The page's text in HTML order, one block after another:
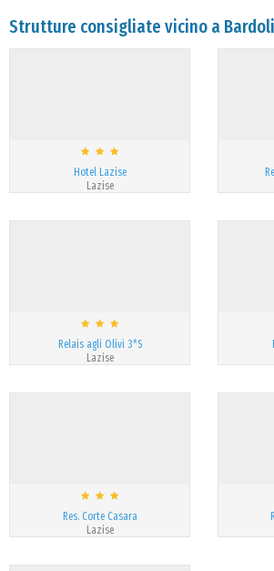
Strutture consigliate vicino a
Hotel Lazise
Lazise
Relais agli Olivi 3*S
Lazise
Res. Corte Casara
Lazise